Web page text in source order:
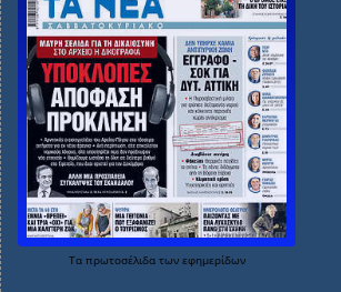
Τα πρωτοσέλιδα των εφημερίδων